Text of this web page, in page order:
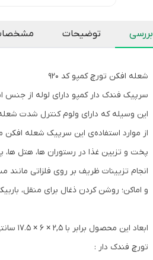
بررسی توضیحات
شعله افکن تورچ کمپو کد 920
سرپیک فندک دار کمپو دارای لوله از جنس
این وسیله که دارای ولوم کنترل شدت شعله است قادر است
از موارد استفاده‌ی این سرپیک شعله افکن
پخت و تزیین غذا در رستوران ها، هتل
انجام تزیینات ظریف بر روی فلزاتی
و اماکن؛ روشن کردن ذغال برای منقل،
ابعاد این محصول برابر با 2,5 × 6 × 17.5 سانتی‌متر و وزن آن برابر با 100 گرم است و در یک بسته بندی با ابعاد 12×5×22 سانتی‌متر و وزن 130 گرم در کشور چین تولید شده است.
تورچ فندک دار :